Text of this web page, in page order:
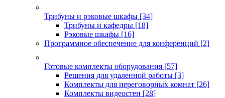
Трибуны и рэковые шкафы [34]
Трибуны и кафедры [18]
Рэковые шкафы [16]
Программное обеспечение для конференций [2]
Готовые комплекты оборудования [57]
Решения для удаленной работы [3]
Комплекты для переговорных комнат [26]
Комплекты видеостен [28]